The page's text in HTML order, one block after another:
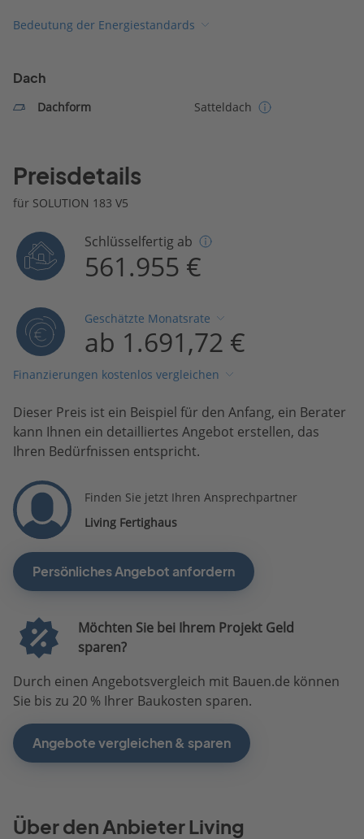
Bedeutung der Energiestandards
Dach
Dachform Satteldach
Preisdetails
für SOLUTION 183 V5
Schlüsselfertig ab
561.955 €
Geschätzte Monatsrate
ab 1.691,72 €
Finanzierungen kostenlos vergleichen
Dieser Preis ist ein Beispiel für den Anfang, ein Berater
kann Ihnen ein detailliertes Angebot erstellen, das
Ihren Bedürfnissen entspricht.
Finden Sie jetzt Ihren Ansprechpartner
Living Fertighaus
Persönliches Angebot anfordern
Möchten Sie bei Ihrem Projekt Geld
sparen?
Durch einen Angebotsvergleich mit Bauen.de können
Sie bis zu 20 % Ihrer Baukosten sparen.
Angebote vergleichen & sparen
Über den Anbieter Living